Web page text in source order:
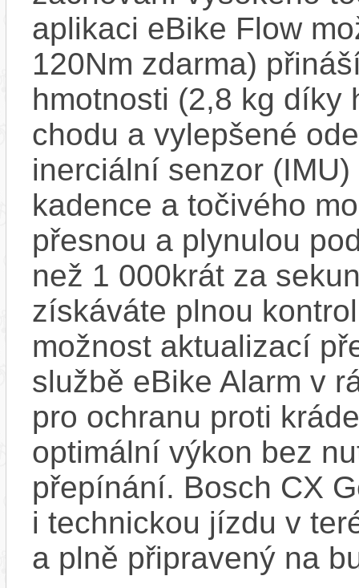
aplikaci eBike Flow
120Nm zdarma)
hmotnosti (2,8 kg díky
chodu a vylepšené
inerciální senzor
kadence a točivého
přesnou a plynulou
než 1 000krát za
získáváte plnou
možnost aktualizací
službě eBike Alarm v
pro ochranu proti
optimální výkon bez
přepínání. Bosch CX
i technickou jízdu v
a plně připravený na